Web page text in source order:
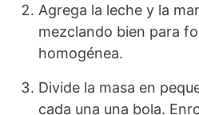
Agrega la leche y la
mezclando bien para
homogénea.
Divide la masa en
cada una una bola.